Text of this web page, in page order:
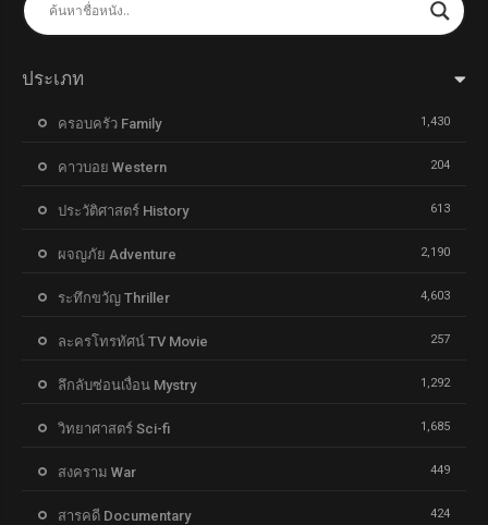
ประเภท
ครอบครัว Family 1,430
คาวบอย Western 204
ประวัติศาสตร์ History 613
ผจญภัย Adventure 2,190
ระทึกขวัญ Thriller 4,603
ละครโทรทัศน์ TV Movie 257
ลึกลับซ่อนเงื่อน Mystry 1,292
วิทยาศาสตร์ Sci-fi 1,685
สงคราม War 449
สารคดี Documentary 424